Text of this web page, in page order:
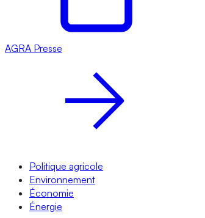
AGRA Presse
Politique agricole
Environnement
Économie
Énergie